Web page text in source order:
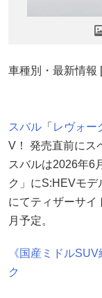
車種別・最新情報
スバル 「 レヴォー
V！ 発売直前にス
スバルは2026年6
ク」にS:HEVモデ
にてティザーサイ
月予定。
《国産ミドル
ク